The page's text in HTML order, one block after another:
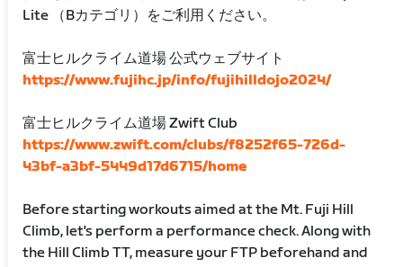
Lite （Bカテゴリ）をご利用ください。
富士ヒルクライム道場 公式ウェブサイト
https://www.fujihc.jp/info/fujihilldojo2024/
富士ヒルクライム道場 Zwift Club
https://www.zwift.com/clubs/f8252f65-726d-
43bf-a3bf-5449d17d6715/home
Before starting workouts aimed at the Mt. Fuji Hill
Climb, let's perform a performance check. Along with
the Hill Climb TT, measure your FTP beforehand and